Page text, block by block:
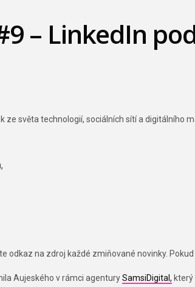
– LinkedIn
ze světa technologií, sociálních sítí a digitálního
odkaz na zdroj každé zmiňované novinky.
Aujeského v rámci agenturySamsiDigital,